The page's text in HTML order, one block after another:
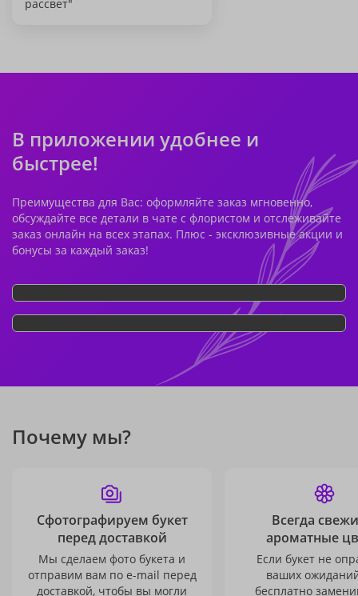
рассвет"
В приложении удобнее и
быстрее!
Преимущества для Вас: оформляйте заказ мгновенно,
обсуждайте все детали в чате с флористом и отслеживайте
заказ онлайн на всех этапах. Плюс - эксклюзивные акции и
бонусы за каждый заказ!
Почему мы?
Сфотографируем букет
перед доставкой
Мы сделаем фото букета и
отправим вам по e-mail перед
доставкой, чтобы вы могли
Всегда
ароматные
Если букет не
ваших
бесплатно